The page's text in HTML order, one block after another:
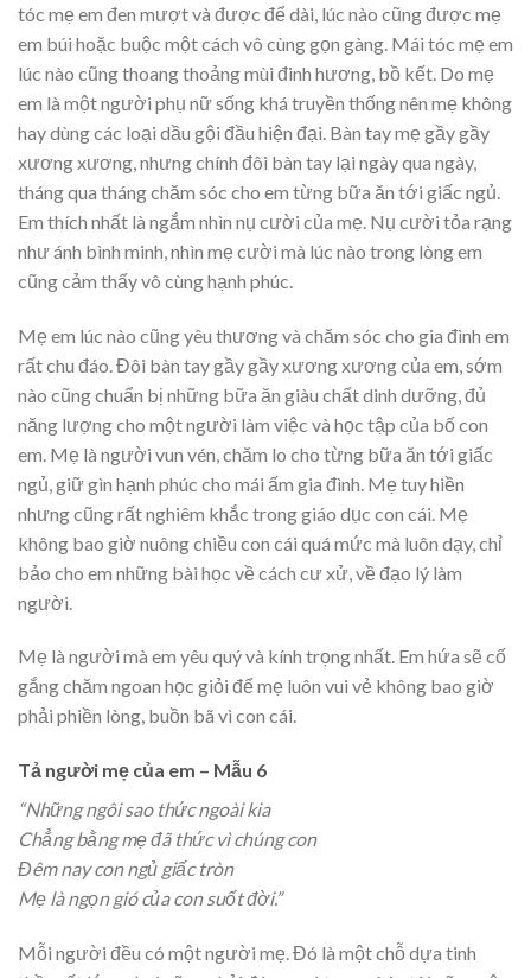
tóc mẹ em đen mượt và được để dài, lúc nào cũng được mẹ
em búi hoặc buộc một cách vô cùng gọn gàng. Mái tóc mẹ em
lúc nào cũng thoang thoảng mùi đinh hương, bồ kết. Do mẹ
em là một người phụ nữ sống khá truyền thống nên mẹ không
hay dùng các loại dầu gội đầu hiện đại. Bàn tay mẹ gầy gầy
xương xương, nhưng chính đôi bàn tay lại ngày qua ngày,
tháng qua tháng chăm sóc cho em từng bữa ăn tới giấc ngủ.
Em thích nhất là ngắm nhìn nụ cười của mẹ. Nụ cười tỏa rạng
như ánh bình minh, nhìn mẹ cười mà lúc nào trong lòng em
cũng cảm thấy vô cùng hạnh phúc.
Mẹ em lúc nào cũng yêu thương và chăm sóc cho gia đình em
rất chu đáo. Đôi bàn tay gầy gầy xương xương của em, sớm
nào cũng chuẩn bị những bữa ăn giàu chất dinh dưỡng, đủ
năng lượng cho một người làm việc và học tập của bố con
em. Mẹ là người vun vén, chăm lo cho từng bữa ăn tới giấc
ngủ, giữ gìn hạnh phúc cho mái ấm gia đình. Mẹ tuy hiền
nhưng cũng rất nghiêm khắc trong giáo dục con cái. Mẹ
không bao giờ nuông chiều con cái quá mức mà luôn dạy, chỉ
bảo cho em những bài học về cách cư xử, về đạo lý làm
người.
Mẹ là người mà em yêu quý và kính trọng nhất. Em hứa sẽ cố
gắng chăm ngoan học giỏi để mẹ luôn vui vẻ không bao giờ
phải phiền lòng, buồn bã vì con cái.
Tả người mẹ của em – Mẫu 6
“Những ngôi sao thức ngoài kia
Chẳng bằng mẹ đã thức vì chúng con
Đêm nay con ngủ giấc tròn
Mẹ là ngọn gió của con suốt đời.”
Mỗi người đều có một người mẹ. Đó là một chỗ dựa tinh